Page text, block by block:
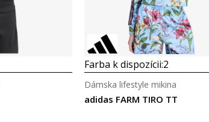
Farba k dispozícii:2
adidas FARM TIRO TT
Dámska lifestyle mikina